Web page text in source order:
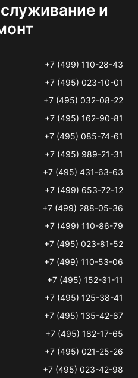
и
+7 (499) 110-28-43
+7 (495) 023-10-01
+7 (495) 032-08-22
+7 (495) 162-90-81
+7 (495) 085-74-61
+7 (495) 989-21-31
+7 (495) 431-63-63
+7 (499) 653-72-12
+7 (499) 288-05-36
+7 (499) 110-86-79
+7 (495) 023-81-52
+7 (499) 110-53-06
+7 (495) 152-31-11
+7 (495) 125-38-41
+7 (495) 135-42-87
+7 (495) 182-17-65
+7 (495) 021-25-26
+7 (495) 023-42-98